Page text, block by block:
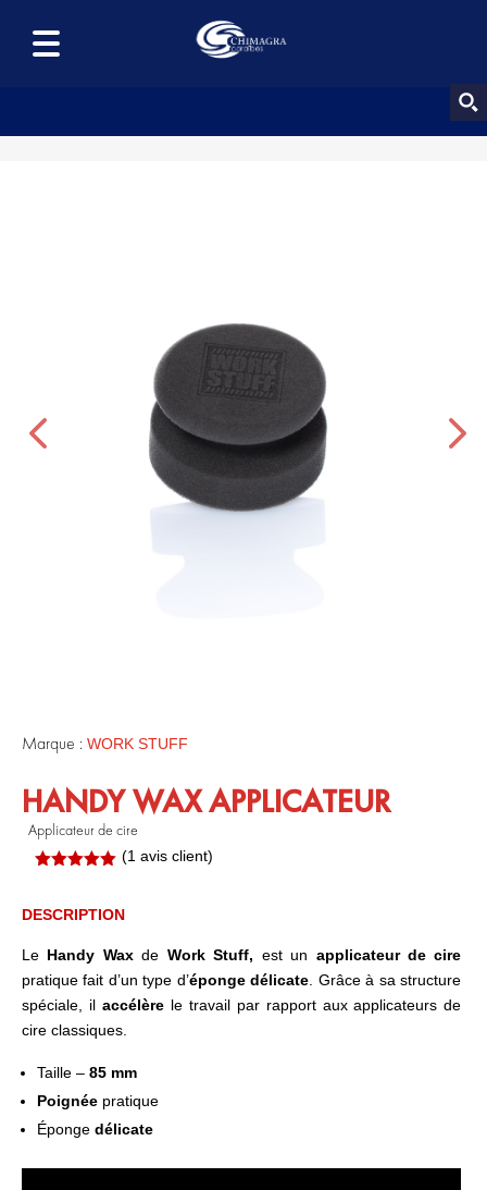
Marque : WORK STUFF
HANDY WAX APPLICATEUR
Applicateur de cire
basé sur
(1 avis client)
DESCRIPTION
Le Handy Waxde Work Stuff, est un applicateur de cire
pratique fait d’un type d’éponge délicate . Grâce à sa structure
spéciale, il accélèrele travail par rapport aux applicateurs de
cire classiques.
Taille – 85 mm
Poignée pratique
Éponge délicate